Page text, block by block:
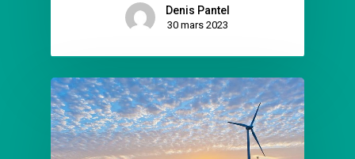
Denis Pantel
30 mars 2023